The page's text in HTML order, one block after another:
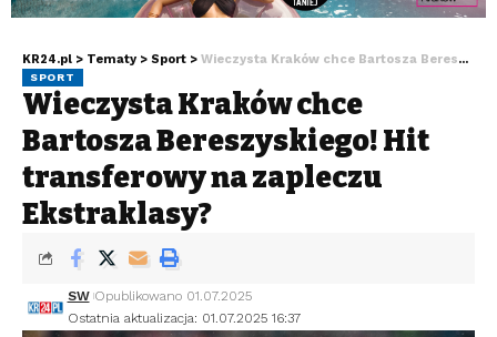
KR24.pl > Tematy > Sport > Wieczysta Kraków chce Bartosza Bereszyńskiego! Hit transferowy na zapleczu Ekstraklasy?
SPORT
Wieczysta Kraków chce
Bartosza Bereszyńskiego! Hit
transferowy na zapleczu
Ekstraklasy?
Ostatnia aktualizacja: 01.07.2025 16:37
SW Opublikowano 01.07.2025